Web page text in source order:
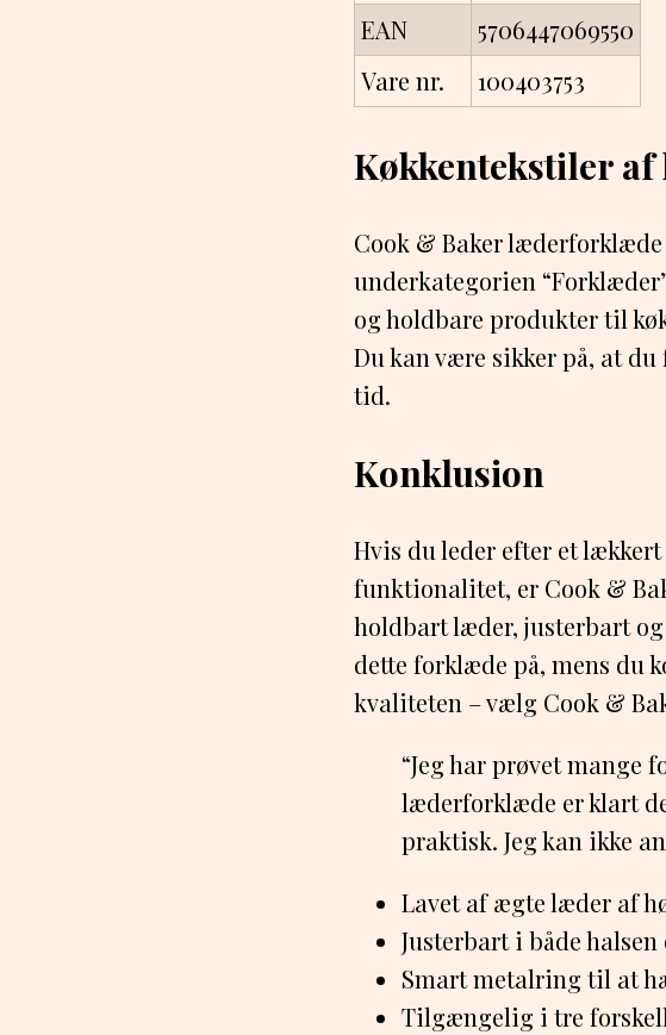
EAN
5706447069550
Vare nr.
100403753
Køkkentekstiler
Cook & Baker
underkategorien
og holdbare produkter til
Du kan være sikker på, at
tid.
Konklusion
Hvis du leder efter et
funktionalitet, er Cook &
holdbart læder, justerbart
dette forklæde på, mens du
kvaliteten – vælg Cook &
“Jeg har prøvet mange
læderforklæde er klart
praktisk. Jeg kan ikke
Lavet af ægte læder af
Justerbart i både
Smart metalring til at
Tilgængelig i tre